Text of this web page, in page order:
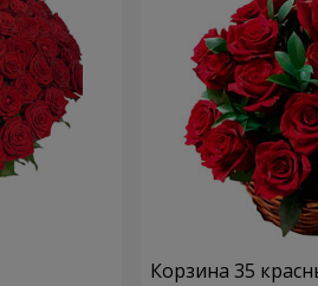
Корзина 35